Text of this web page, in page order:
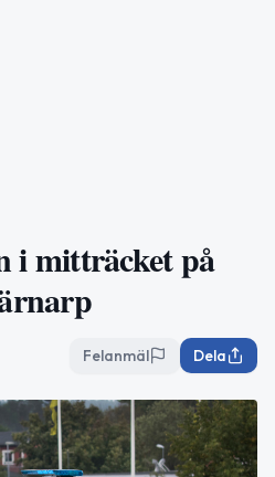
i mitträcket på
Felanmäl Dela